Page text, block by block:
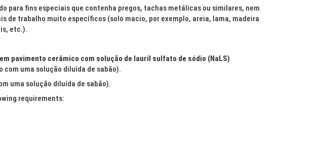
para fins especiais que contenha pregos, tachas metálicas ou similares, nem
de trabalho muito específicos (solo macio, por exemplo, areia, lama, madeira
etc.).
pavimento cerâmico com solução de lauril sulfato de sódio (NaLS)
uma solução diluída de sabão).
uma solução diluída de sabão).
requirements: